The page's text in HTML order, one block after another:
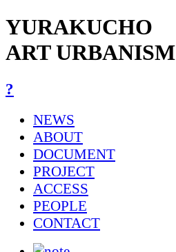
YURAKUCHO
ART URBANISM
?
NEWS
ABOUT
DOCUMENT
PROJECT
ACCESS
PEOPLE
CONTACT